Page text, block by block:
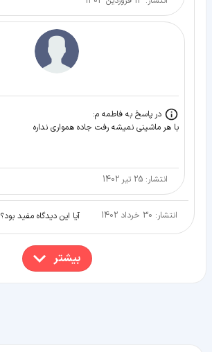
در پاسخ به فاطمه م:
با هر ماشینی نمیشه رفت جاده همواری نداره
انتشار: 25 تیر 1402
انتشار: 30 خرداد 1402 آیا این دیدگاه مفید بود؟
بیشتر